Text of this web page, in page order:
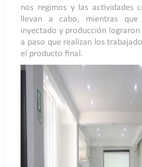
nos regimos y las actividades
llevan a cabo, mientras
inyectado y producción lograron
a paso que realizan los
el producto final.